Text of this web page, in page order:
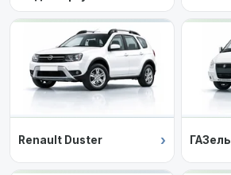
Renault Duster › ГАЗель